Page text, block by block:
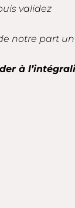
validez
notre part
à